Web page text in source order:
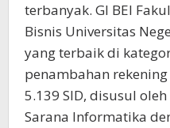
terbanyak. GI BEI
Bisnis Universitas
yang terbaik di
penambahan
5.139 SID, disusul
Sarana Informatika